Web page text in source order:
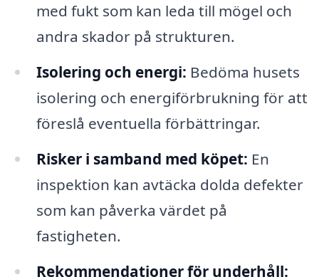
med fukt som kan leda till mögel och
andra skador på strukturen.
Isolering och energi: Bedöma husets
isolering och energiförbrukning för att
föreslå eventuella förbättringar.
Risker i samband med köpet: En
inspektion kan avtäcka dolda defekter
som kan påverka värdet på
fastigheten.
Rekommendationer för underhåll: